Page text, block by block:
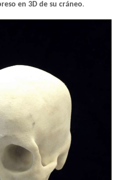
en 3D de su cráneo.